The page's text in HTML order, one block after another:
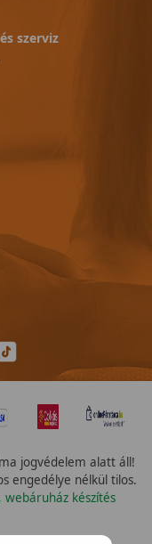
szerviz
jogvédelem alatt áll!
engedélye nélkül tilos.
webáruház készítés